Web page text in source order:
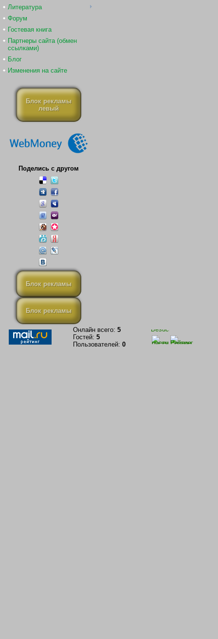
Литература
Форум
Гостевая книга
Партнеры сайта (обмен
ссылками)
Блог
Изменения на сайте
Блок рекламы
левый
Поделись с другом
Блок рекламы
Блок рекламы
Онлайн всего: 5
Гостей: 5
Пользователей: 0